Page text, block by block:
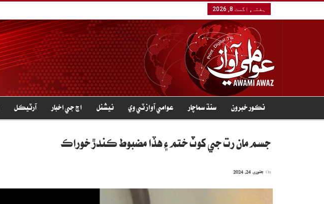
ہفتہ, اگست 8, 2026
نڪور خبرون سنڌ سماچار عوامي آواز ٽي وي نيشنل اڄ جي اخبار آرٽيڪل
جسم مان رت جي کوٽ ختم ۽ هڏا مضبوط ڪندڙ خوراڪ